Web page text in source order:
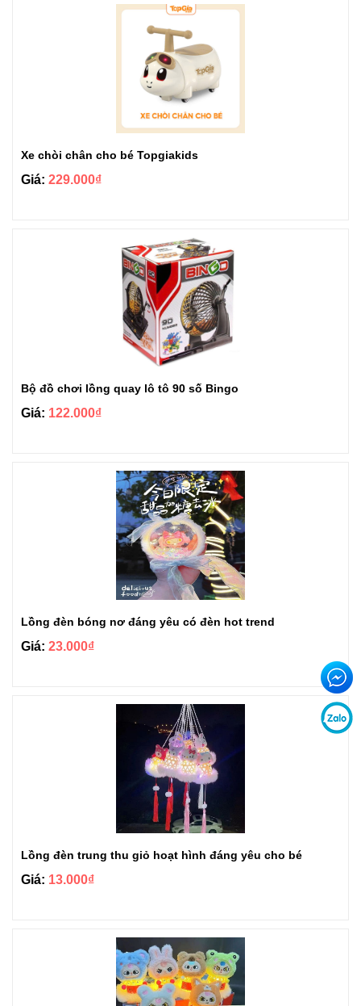
Xe chòi chân cho bé Topgiakids
Giá: 229.000₫
Bộ đồ chơi lồng quay lô tô 90 số Bingo
Giá: 122.000₫
Lồng đèn bóng nơ đáng yêu có đèn hot trend
Giá: 23.000₫
Lồng đèn trung thu giỏ hoạt hình đáng yêu cho bé
Giá: 13.000₫